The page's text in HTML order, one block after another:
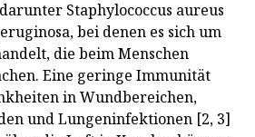
Staphylococcus aureus
bei denen es sich um
die beim Menschen
Eine geringe Immunität
in Wundbereichen,
und Lungeninfektionen [2, 3]